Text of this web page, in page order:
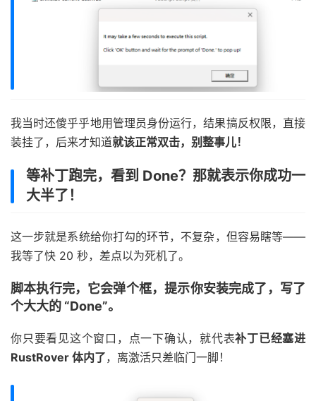
我当时还傻乎乎地用管理员身份运行，结果搞反权限，直接
装挂了，后来才知道就该正常双击，别整事儿！
等补丁跑完，看到 Done？那就表示你成功一
大半了！
这一步就是系统给你打勾的环节，不复杂，但容易瞎等——
我等了快 20 秒，差点以为死机了。
脚本执行完，它会弹个框，提示你安装完成了，写了
个大大的 “Done”。
你只要看见这个窗口，点一下确认，就代表补丁已经塞进
RustRover 体内了，离激活只差临门一脚！